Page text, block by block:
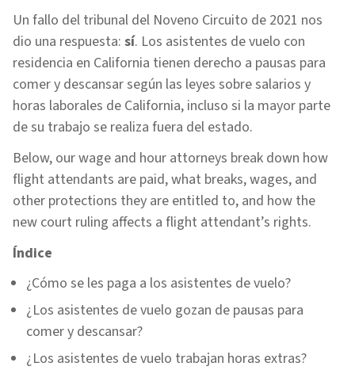
Un fallo del tribunal del Noveno Circuito de 2021 nos
dio una respuesta: sí. Los asistentes de vuelo con
residencia en California tienen derecho a pausas para
comer y descansar según las leyes sobre salarios y
horas laborales de California, incluso si la mayor parte
de su trabajo se realiza fuera del estado.
Below, our wage and hour attorneys break down how
flight attendants are paid, what breaks, wages, and
other protections they are entitled to, and how the
new court ruling affects a flight attendant’s rights.
Índice
¿Cómo se les paga a los asistentes de vuelo?
¿Los asistentes de vuelo gozan de pausas para
comer y descansar?
¿Los asistentes de vuelo trabajan horas extras?